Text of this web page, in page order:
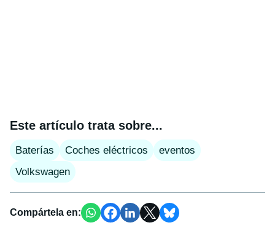
Este artículo trata sobre...
Baterías Coches eléctricos
eventos
Volkswagen
Compártela en: